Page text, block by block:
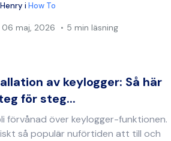
länk
iHow To
06 maj, 2026 5 min läsning
av keylogger: Så här
för steg...
förvånad över keylogger-funktionen.
så populär nuförtiden att till och